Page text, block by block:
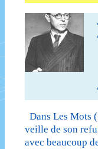
deuxième
partie
(UTL
Iroise,
29)
Dans Les Mots
veille de son
avec beaucoup